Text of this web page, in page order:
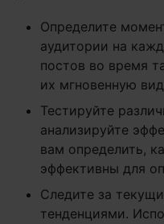
Определите
аудитории на
постов во время
их мгновенную
Тестируйте
анализируйте
вам определить,
эффективны для
Следите за
тенденциями.